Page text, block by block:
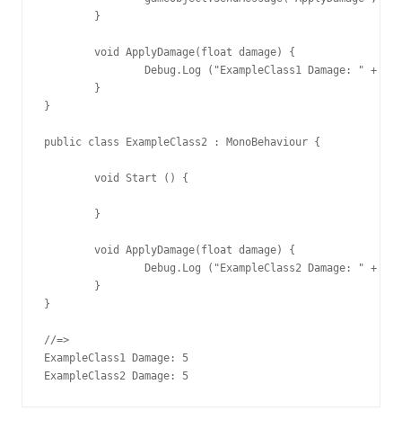
}
public class ExampleClass2 : MonoBehaviour {
}
//=>
ExampleClass1 Damage: 5
ExampleClass2 Damage: 5